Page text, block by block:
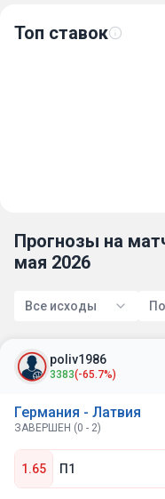
Топ ставок
Прогнозы на
мая 2026
Все исходы
poliv1986
3383(-65.7%)
Германия - Латвия
ЗАВЕРШЕН (0 - 2)
1.65 П1